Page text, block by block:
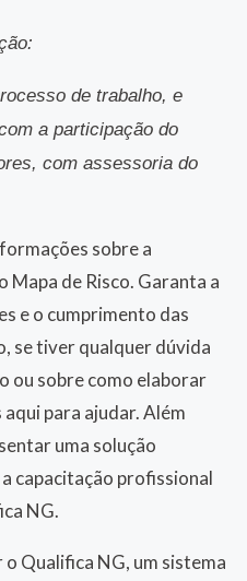
de trabalho, e
a participação do
com assessoria do
sobre a
Mapa de Risco. Garanta a
e o cumprimento das
se tiver qualquer dúvida
ou sobre como elaborar
para ajudar. Além
uma solução
capacitação profissional
NG.
Qualifica NG, um sistema